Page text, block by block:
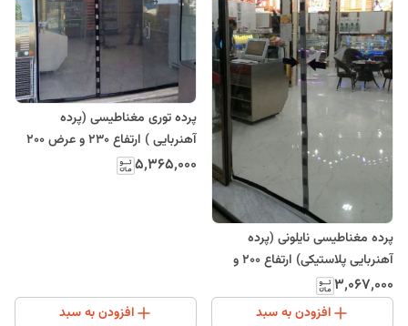
پرده مغناطیسی نایلونی (پرده
آهنربایی پلاستیکی) ارتفاع 200 و
عرض 195
۳٬۰۶۷٬۰۰۰
افزودن به سبد
پرده توری مغناطیسی (پرده
آهنربایی ) ارتفاع 230 و عرض 200
(ارسال رایگان)
۵٬۳۶۵٬۰۰۰
افزودن به سبد